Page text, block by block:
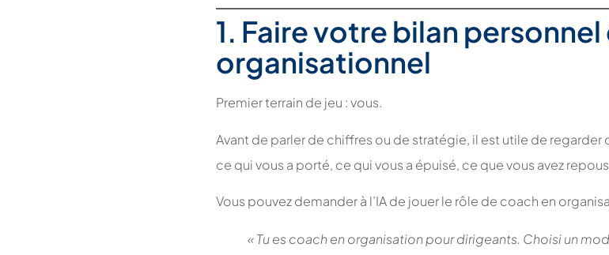
1. Faire votre bilan personnel
organisationnel
Premier terrain de jeu : vous.
Avant de parler de chiffres ou de stratégie, il est utile de regarder
ce qui vous a porté, ce qui vous a épuisé, ce que vous avez
Vous pouvez demander à l’IA de jouer le rôle de coach en
« Tu es coach en organisation pour dirigeants. Choisi un